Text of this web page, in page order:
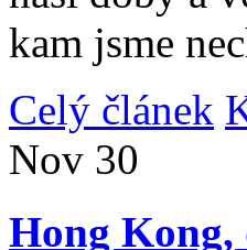
kam jsme
Celý článek
Nov 30
Hong Kong,